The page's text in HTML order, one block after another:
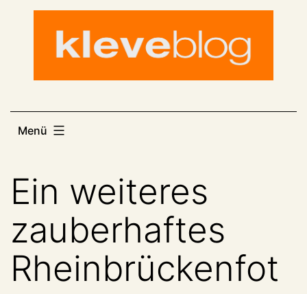
Menü
Ein weiteres
zauberhaftes
Rheinbrückenfot